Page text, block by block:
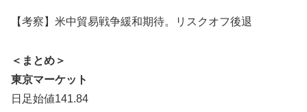
【考察】米中貿易戦争緩和期待。リスクオフ後退
＜まとめ＞
東京マーケット
日足始値141.84